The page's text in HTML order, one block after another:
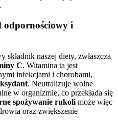
odpornościowy i
naszej diety, zwłaszcza
C. Witamina ta jest
infekcjami i chorobami,
. Neutralizuje wolne
w organizmie, co przekłada się
spożywanie rukoli może więc
oraz zwiększenie